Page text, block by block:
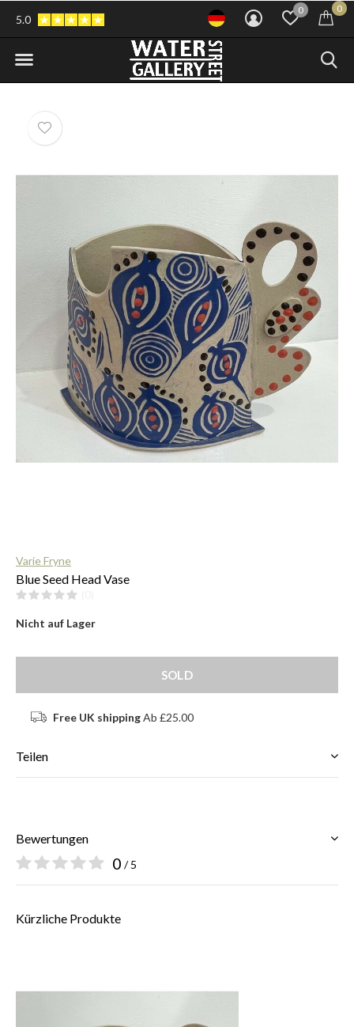
0 0
5.0
Varie Fryne
Blue Seed Head Vase
Nicht auf Lager
SOLD
Free UK shippingAb £25.00
Teilen
Bewertungen
0 / 5
Kürzliche Produkte